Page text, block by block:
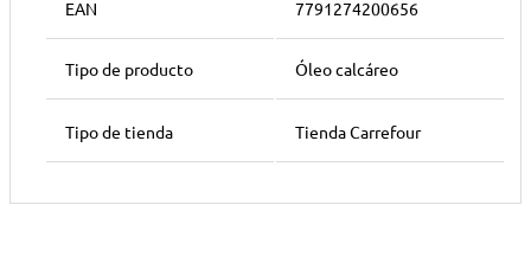
EAN 7791274200656
Tipo de producto Óleo calcáreo
Tipo de tienda Tienda Carrefour